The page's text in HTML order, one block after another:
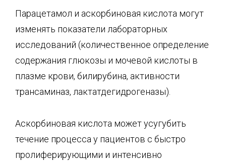
Парацетамол и аскорбиновая кислота могут
изменять показатели лабораторных
исследований (количе­ственное определение
содержания глюкозы и мочевой кислоты в
плазме крови, билирубина, активно­сти
трансаминаз, лактатдегидрогеназы).
Аскорбиновая кислота может усугубить
течение процесса у пациентов с быстро
пролиферирующими и интенсивно